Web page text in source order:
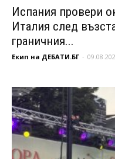
Испания провери
Италия след
граничния...
Екип на ДЕБАТИ.БГ -